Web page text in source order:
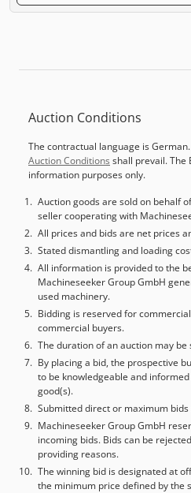
Auction Conditions
The contractual language is
Auction Conditions shall prevail. The
information purposes only.
Auction goods are sold on behalf
seller cooperating with
All prices and bids are net prices
Stated dismantling and loading
All information is provided to the
Machineseeker Group GmbH
used machinery.
Bidding is reserved for
commercial buyers.
The duration of an auction may be
By placing a bid, the prospective
to be knowledgeable and
good(s).
Submitted direct or maximum
Machineseeker Group GmbH
incoming bids. Bids can be
providing reasons.
The winning bid is designated at
the minimum price defined by the